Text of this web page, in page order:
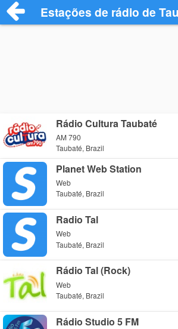
Estações de rádio de
Rádio Cultura Taubaté
AM 790
Taubaté, Brazil
Planet Web Station
Web
Taubaté, Brazil
Radio Tal
Web
Taubaté, Brazil
Rádio Tal (Rock)
Web
Taubaté, Brazil
Rádio Studio 5 FM